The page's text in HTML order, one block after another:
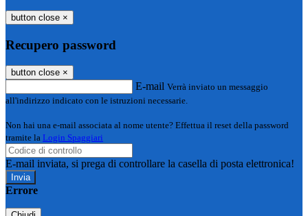
button close ×
Recupero password
button close ×
E-mail Verrà inviato un messaggio
all'indirizzo indicato con le istruzioni necessarie.
Non hai una e-mail associata al nome utente? Effettua il reset della password
tramite la Login Spaggiari
E-mail inviata, si prega di controllare la casella di posta elettronica!
Errore